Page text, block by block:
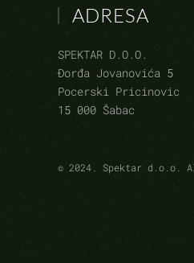
ADRESA
SPEKTAR D.O.O.
Đorđa Jovanovića 5
Pocerski Pricinovic
15 000 Šabac
© 2024. Spektar d.o.o.